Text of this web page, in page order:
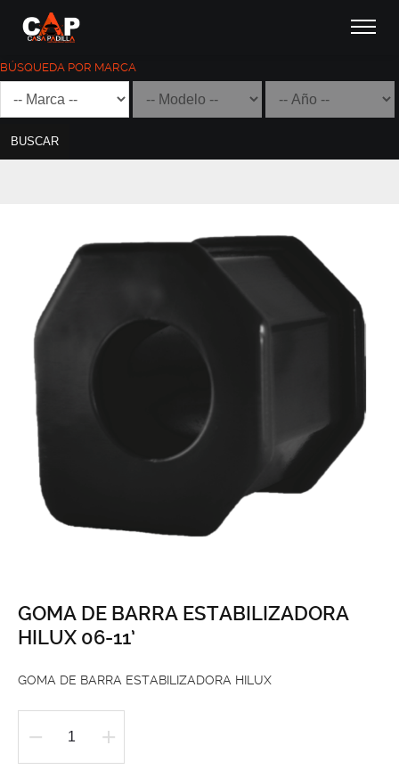
BÚSQUEDA POR MARCA
BUSCAR
GOMA DE BARRA ESTABILIZADORA
HILUX 06-11’
GOMA DE BARRA ESTABILIZADORA HILUX
GOMA